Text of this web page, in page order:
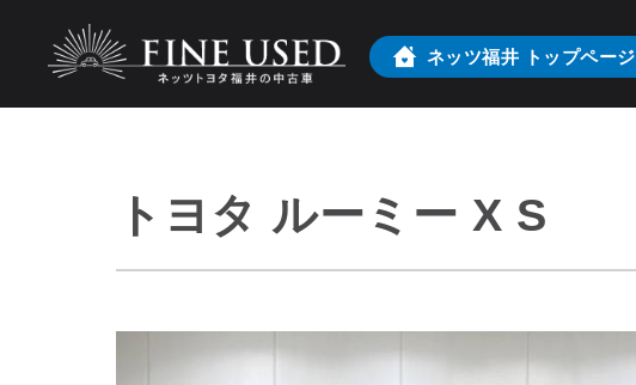
ネッツ福井 トップページ
トヨタ ルーミー X S